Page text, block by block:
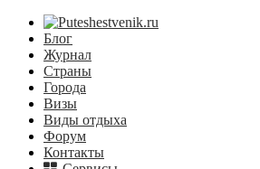
Блог
Журнал
Страны
Города
Визы
Виды отдыха
Форум
Контакты